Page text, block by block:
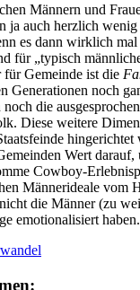
Männern und
ja auch herzlich
es dann wirklich
für „typisch
für Gemeinde ist die
Generationen noch
die
Diese weitere
Wert darauf,
Cowboy-
Männerideale vom
die Männer (zu
emotionalisiert